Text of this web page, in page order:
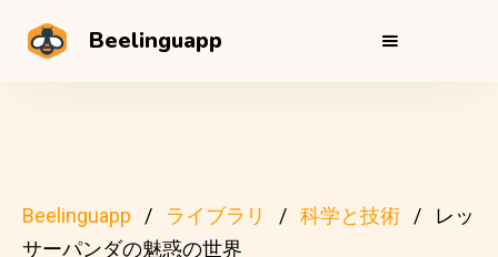
Beelinguapp
Beelinguapp ライブラリ 科学と技術
レッ
サーパンダの魅惑の世界